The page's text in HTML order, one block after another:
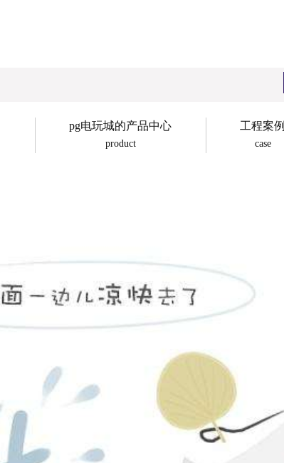
pg电玩城的产品中心
product
工程案例
case